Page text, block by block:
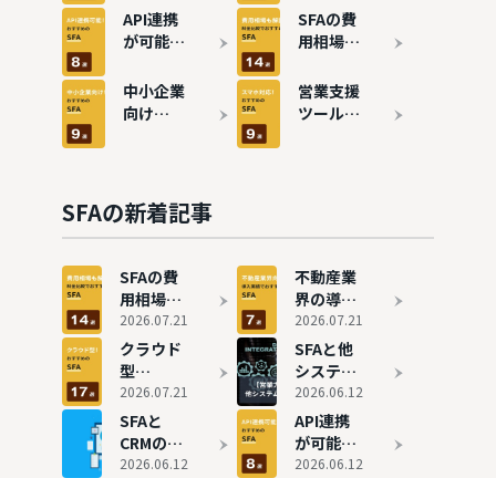
11選！営
業効率を
SFA（営
業支援シ
おすすめ
4選！海
外展開を
API連携
が可能な
ルおすす
め8選！
SFAの費
用相場や
底解説！
価格帯ご
中小企業
向け
おすすめ
9選
営業支援
ツール
SFAの新着記事
SFAの費
用相場や
内訳を徹
底解説！
価格帯ご
とにおす
すめツー
ルも紹介
2026.07.21
不動産業
界の導入
実績があ
るおすす
め
SFA（営
業支援シ
ステム）
7選
2026.07.21
クラウド
型
SFA（営
業支援シ
ステム）
のおすす
2026.07.21
SFAと他
システム
を組み合
わせて営
業力を強
化しよ
2026.06.12
SFAと
CRMの違
いは？顧
2026.06.12
API連携
が可能な
SFAツー
2026.06.12